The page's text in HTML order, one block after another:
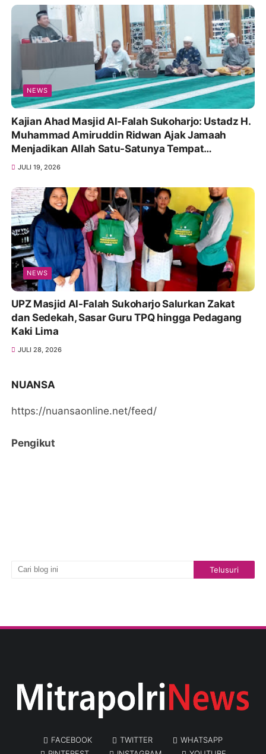
NEWS
Kajian Ahad Masjid Al-Falah Sukoharjo: Ustadz H.
Muhammad Amiruddin Ridwan Ajak Jamaah
Menjadikan Allah Satu-Satunya Tempat
Bergantung
JULI 19, 2026
NEWS
UPZ Masjid Al-Falah Sukoharjo Salurkan Zakat
dan Sedekah, Sasar Guru TPQ hingga Pedagang
Kaki Lima
JULI 28, 2026
NUANSA
https://nuansaonline.net/feed/
Pengikut
FACEBOOK TWITTER
WHATSAPP